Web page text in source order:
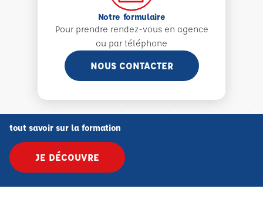
Notre formulaire
Pour prendre rendez-vous en agence
ou par téléphone
NOUS CONTACTER
tout savoir sur la formation
JE DÉCOUVRE